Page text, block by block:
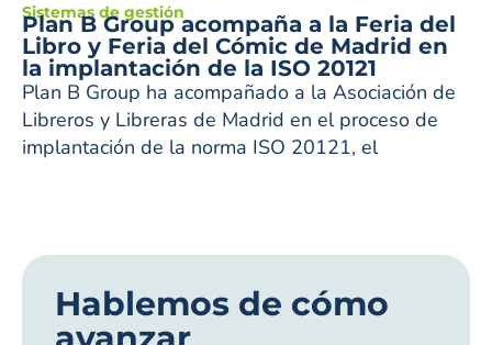
Sistemas de gestión
Plan B Group acompaña a la Feria del
Libro y Feria del Cómic de Madrid en
la implantación de la ISO 20121
Plan B Group ha acompañado a la Asociación de
Libreros y Libreras de Madrid en el proceso de
implantación de la norma ISO 20121, el
Hablemos de cómo